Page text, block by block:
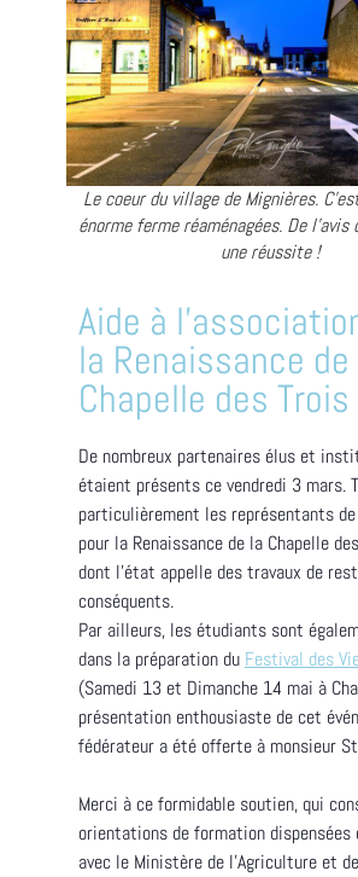
Le coeur du village de Mignières.
énorme ferme réaménagées. De
une réussite !
Aide à
la Renaissance de
Chapelle des
De nombreux partenaires élus et
étaient présents ce vendredi 3 mars.
particulièrement les représentants
pour la Renaissance de la Chapelle
dont l’état appelle des travaux de
conséquents.
Par ailleurs, les étudiants sont
dans la préparation du Festival des
(Samedi 13 et Dimanche 14 mai à
présentation enthousiaste de cet
fédérateur a été offerte à monsieur
Merci à ce formidable soutien, qui
orientations de formation dispensées
avec le Ministère de l’Agriculture et